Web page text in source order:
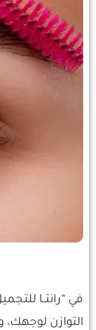
في “رانتــا
التوازن